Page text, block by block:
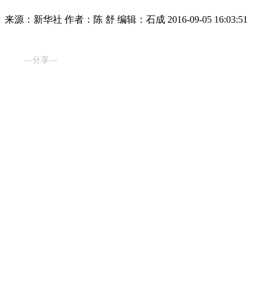
来源：新华社 作者：陈 舒 编辑：石成 2016-09-05 16:03:51
—分享—